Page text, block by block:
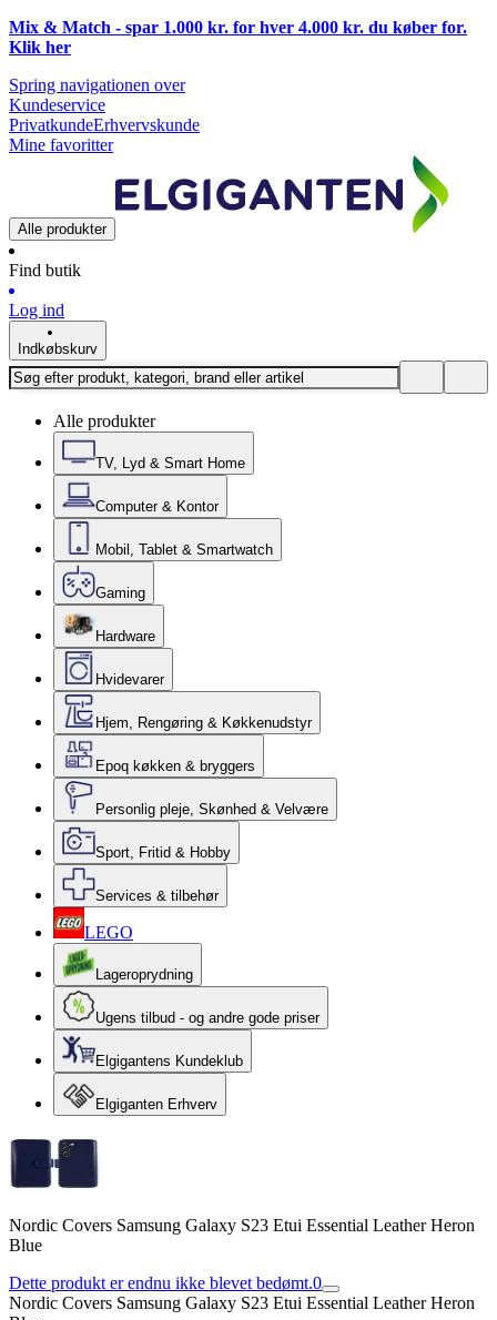
Mix & Match - spar 1.000 kr. for hver 4.000 kr. du køber for.
Klik her
Spring navigationen over
Kundeservice
PrivatkundeErhvervskunde
Mine favoritter
Alle produkter
Find butik
Log ind
Indkøbskurv
Alle produkter
TV, Lyd & Smart Home
Computer & Kontor
Mobil, Tablet & Smartwatch
Gaming
Hardware
Hvidevarer
Hjem, Rengøring & Køkkenudstyr
Epoq køkken & bryggers
Personlig pleje, Skønhed & Velvære
Sport, Fritid & Hobby
Services & tilbehør
LEGO
Lageroprydning
Ugens tilbud - og andre gode priser
Elgigantens Kundeklub
Elgiganten Erhverv
Nordic Covers Samsung Galaxy S23 Etui Essential Leather Heron
Blue
Dette produkt er endnu ikke blevet bedømt.0
Nordic Covers Samsung Galaxy S23 Etui Essential Leather Heron